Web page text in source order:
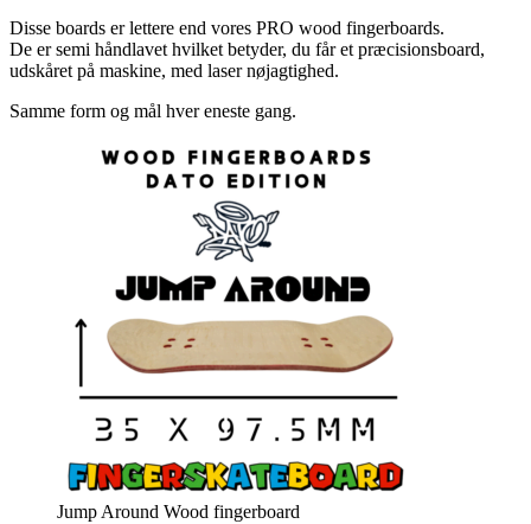
Disse boards er lettere end vores PRO wood fingerboards.
De er semi håndlavet hvilket betyder, du får et præcisionsboard,
udskåret på maskine, med laser nøjagtighed.
Samme form og mål hver eneste gang.
Jump Around Wood fingerboard